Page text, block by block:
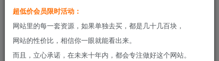
超低价会员限时活动：
网站里的每一套资源，如果单独去买，都是几十几百块，
网站的性价比，相信你一眼就能看出来。
而且，立心承诺，在未来十年内，都会专注做好这个网站。